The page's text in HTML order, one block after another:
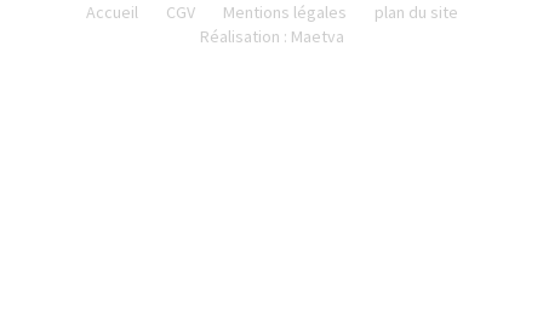
Accueil
CGV Mentions légales
plan du site
Réalisation : Maetva